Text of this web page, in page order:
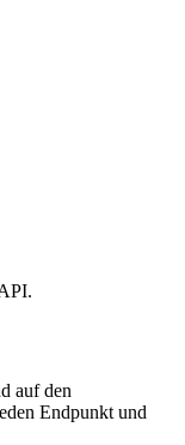
auf den
Endpunkt und